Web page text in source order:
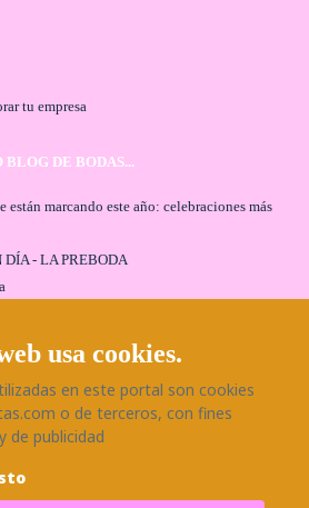
tu empresa
DE BODAS...
están marcando este año: celebraciones más
DÍA - LA PREBODA
entrevista exclusiva con Bodaeventos
usa cookies.
en este portal son cookies
o de terceros, con fines
de publicidad